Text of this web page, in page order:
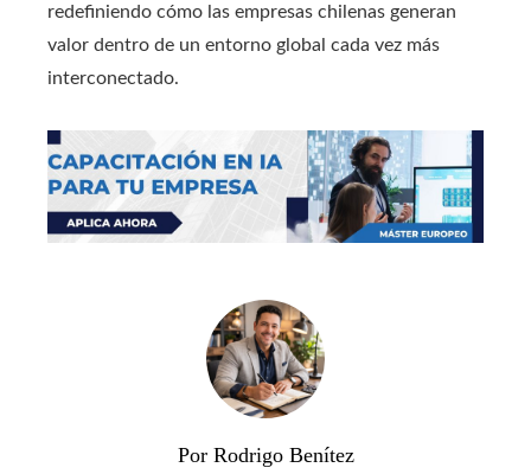
redefiniendo cómo las empresas chilenas generan
valor dentro de un entorno global cada vez más
interconectado.
Por Rodrigo Benítez